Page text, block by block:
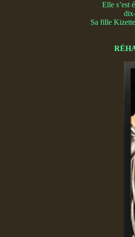
Elle s’est
Sa fille